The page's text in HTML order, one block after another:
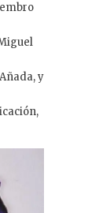
y